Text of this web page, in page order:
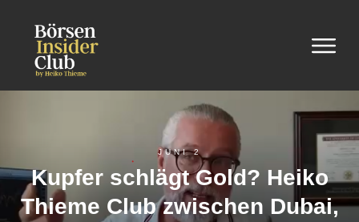
JUNI 2
Kupfer schlägt Gold? Heiko
Thieme Club zwischen Dubai,